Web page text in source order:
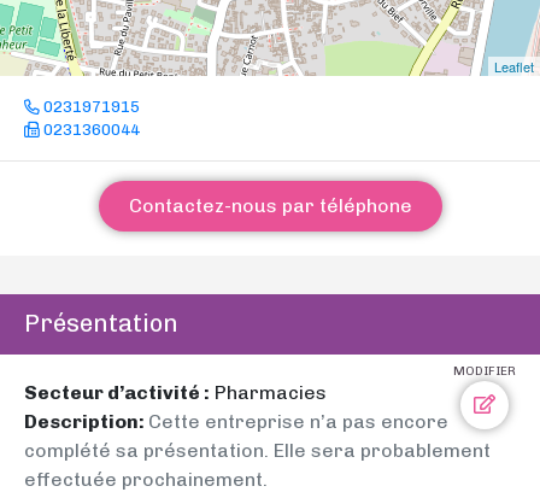
Leaflet
0231971915
0231360044
Contactez-nous par téléphone
Présentation
MODIFIER
Secteur d’activité : Pharmacies
Description: Cette entreprise n’a pas encore
complété sa présentation. Elle sera probablement
effectuée prochainement.